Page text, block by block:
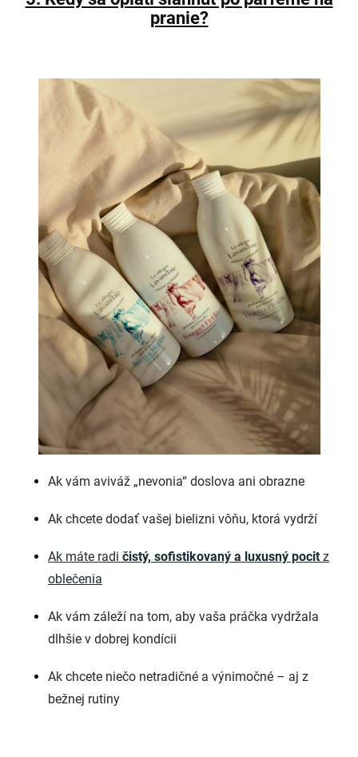
pranie?
Ak vám aviváž „nevonia“ doslova ani obrazne
Ak chcete dodať vašej bielizni vôňu, ktorá vydrží
Ak máte radi čistý, sofistikovaný a luxusný pocit z
oblečenia
Ak vám záleží na tom, aby vaša práčka vydržala
dlhšie v dobrej kondícii
Ak chcete niečo netradičné a výnimočné – aj z
bežnej rutiny